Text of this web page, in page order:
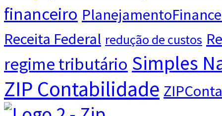
financeiro
Receita Federal redução de custos
regime tributário Simples
ZIP Contabilidade